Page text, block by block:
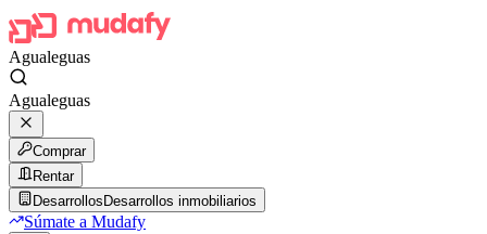
Agualeguas
Agualeguas
Comprar
Rentar
Desarrollos Desarrollos inmobiliarios
Súmate a Mudafy